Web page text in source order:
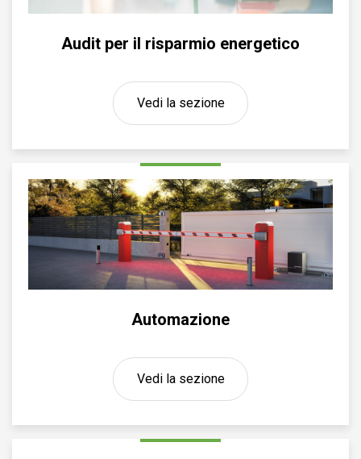
Audit per il risparmio energetico
Vedi la sezione
Automazione
Vedi la sezione